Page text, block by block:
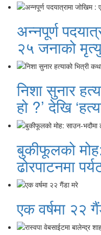
अन्नपूर्ण
२५ जनाको
निशा सुनार
हो ?’ देखि
बुकीफूलको
ढोरपाटनमा
एक वर्षमा २२